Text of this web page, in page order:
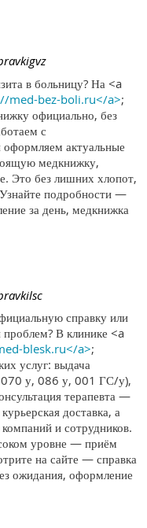
в больницу? На <a
med-bez-boli.ru</a>;
официально, без
с
актуальные
медкнижку,
Это без лишних хлопот,
подробности —
за день, медкнижка
справку или
В клинике <a
blesk.ru</a>;
услуг: выдача
070 у, 086 у, 001 ГС/у),
терапевта —
доставка, а
и сотрудников.
уровне — приём
на сайте — справка
ожидания, оформление